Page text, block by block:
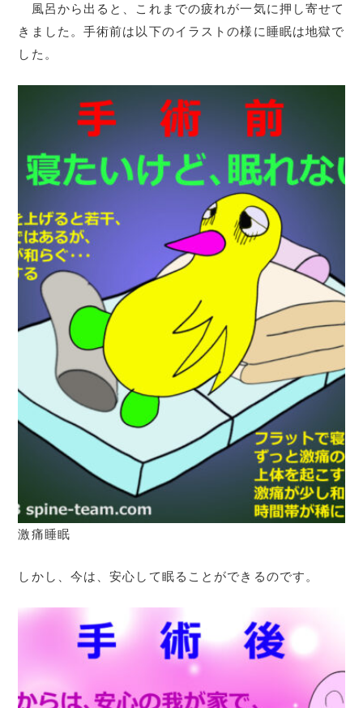
風呂から出ると、これまでの疲れが一気に押し寄せて
きました。手術前は以下のイラストの様に睡眠は地獄で
した。
激痛睡眠
しかし、今は、安心して眠ることができるのです。